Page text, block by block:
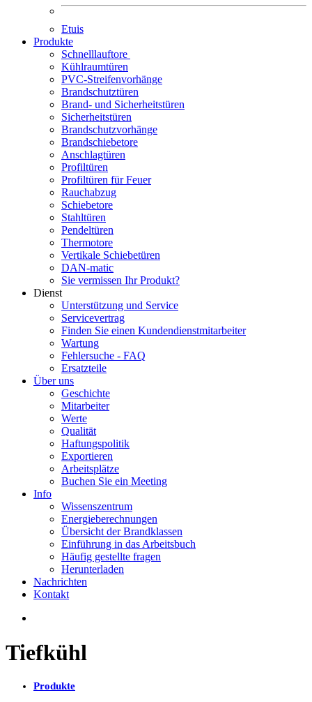
Etuis
Produkte
Schnelllauftore
Kühlraumtüren
PVC-Streifenvorhänge
Brandschutztüren
Brand- und Sicherheitstüren
Sicherheitstüren
Brandschutzvorhänge
Brandschiebetore
Anschlagtüren
Profiltüren
Profiltüren für Feuer
Rauchabzug
Schiebetore
Stahltüren
Pendeltüren
Thermotore
Vertikale Schiebetüren
DAN-matic
Sie vermissen Ihr Produkt?
Dienst
Unterstützung und Service
Servicevertrag
Finden Sie einen Kundendienstmitarbeiter
Wartung
Fehlersuche - FAQ
Ersatzteile
Über uns
Geschichte
Mitarbeiter
Werte
Qualität
Haftungspolitik
Exportieren
Arbeitsplätze
Buchen Sie ein Meeting
Info
Wissenszentrum
Energieberechnungen
Übersicht der Brandklassen
Einführung in das Arbeitsbuch
Häufig gestellte fragen
Herunterladen
Nachrichten
Kontakt
Tiefkühl
Produkte